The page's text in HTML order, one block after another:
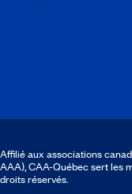
Affilié aux associations
AAA), CAA-Québec sert les
droits réservés.